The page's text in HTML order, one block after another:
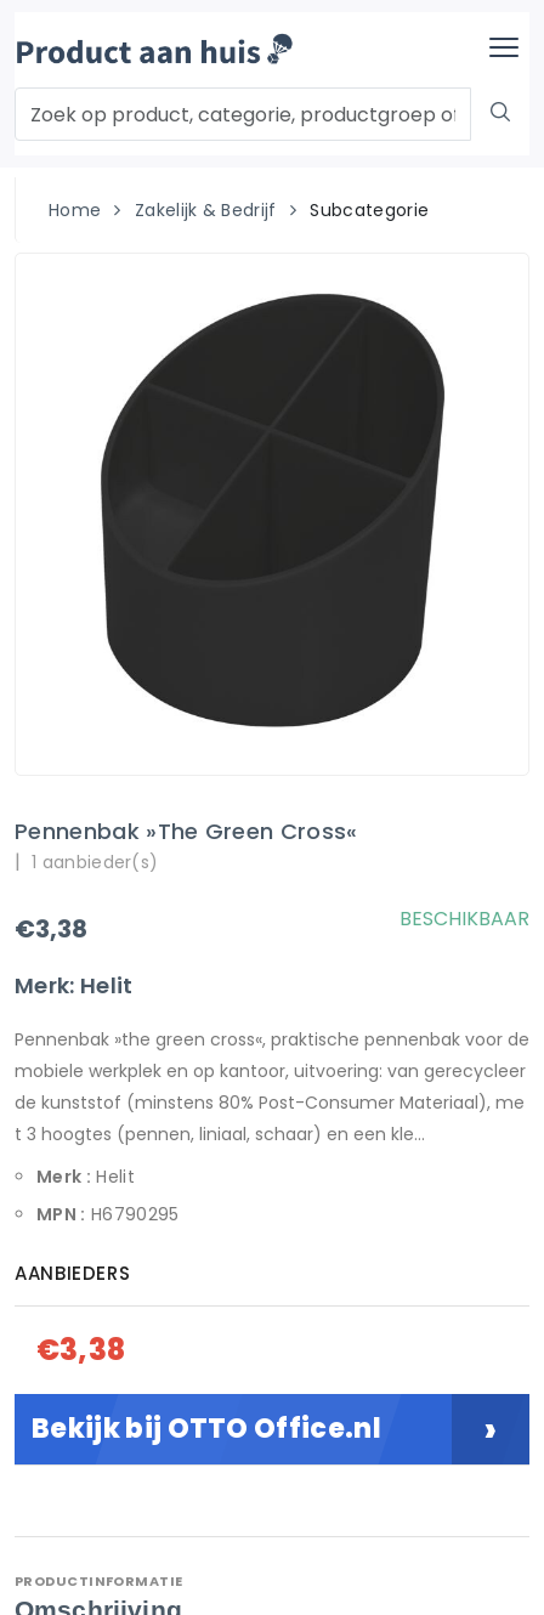
Home Zakelijk & Bedrijf Subcategorie
Pennenbak »the Green Cross«
| 1 aanbieder(s)
€3,38
Merk: Helit
BESCHIKBAAR
Pennenbak »the green cross«, praktische pennenbak voor de
mobiele werkplek en op kantoor, uitvoering: van gerecycleer
de kunststof (minstens 80% Post-Consumer Materiaal), me
t 3 hoogtes (pennen, liniaal, schaar) en een kle...
Merk : Helit
MPN : H6790295
AANBIEDERS
€3,38
Bekijk bij OTTO Office.nl ›
PRODUCTINFORMATIE